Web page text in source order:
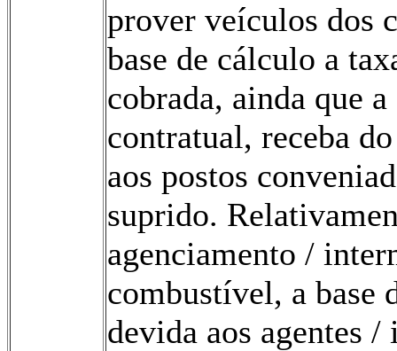
prover veículos dos
base de cálculo a
cobrada, ainda que
contratual, receba
aos postos
suprido.
agenciamento /
combustível, a base
devida aos agentes